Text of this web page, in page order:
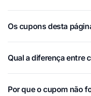
Os cupons desta
Qual a diferença entre
Por que o cupom não